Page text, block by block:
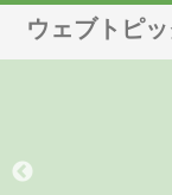
ウェブトピ